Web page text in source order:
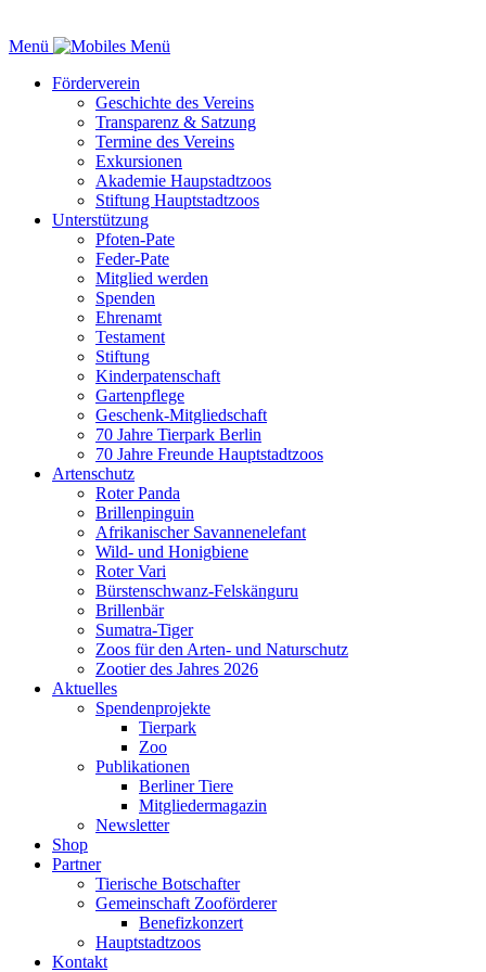
Menü
Förderverein
Geschichte des Vereins
Transparenz & Satzung
Termine des Vereins
Exkursionen
Akademie Haupstadtzoos
Stiftung Hauptstadtzoos
Unterstützung
Pfoten-Pate
Feder-Pate
Mitglied werden
Spenden
Ehrenamt
Testament
Stiftung
Kinderpatenschaft
Gartenpflege
Geschenk-Mitgliedschaft
70 Jahre Tierpark Berlin
70 Jahre Freunde Hauptstadtzoos
Artenschutz
Roter Panda
Brillenpinguin
Afrikanischer Savannenelefant
Wild- und Honigbiene
Roter Vari
Bürstenschwanz-Felskänguru
Brillenbär
Sumatra-Tiger
Zoos für den Arten- und Naturschutz
Zootier des Jahres 2026
Aktuelles
Spendenprojekte
Tierpark
Zoo
Publikationen
Berliner Tiere
Mitgliedermagazin
Newsletter
Shop
Partner
Tierische Botschafter
Gemeinschaft Zooförderer
Benefizkonzert
Hauptstadtzoos
Kontakt